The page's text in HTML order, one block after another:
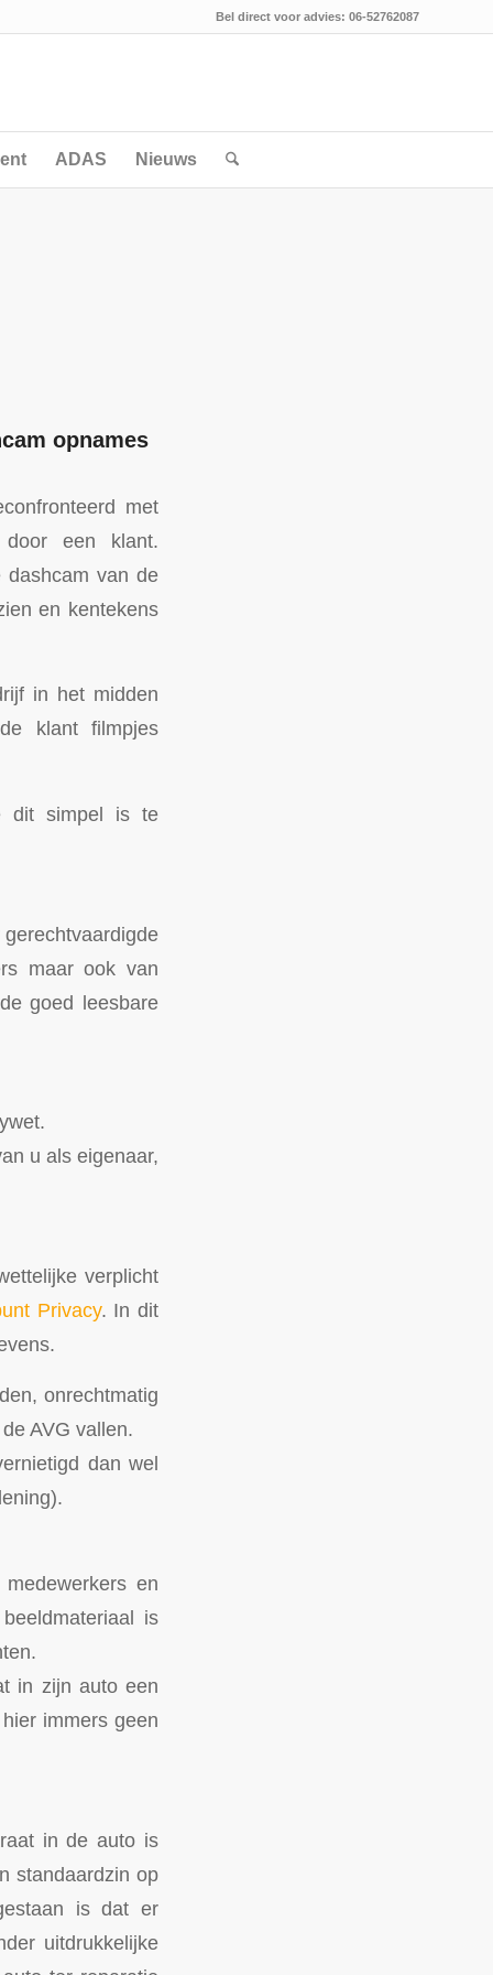
Bel direct voor advies: 06-52762087
ADAS Nieuws
opnames
met
door een klant.
dashcam van de
en kentekens
in het midden
klant filmpjes
dit simpel is te
maar ook van
goed leesbare
u als eigenaar,
verplicht
Privacy. In dit
onrechtmatig
AVG vallen.
dan wel
en
is
in zijn auto een
immers geen
in de auto is
standaardzin op
is dat er
uitdrukkelijke